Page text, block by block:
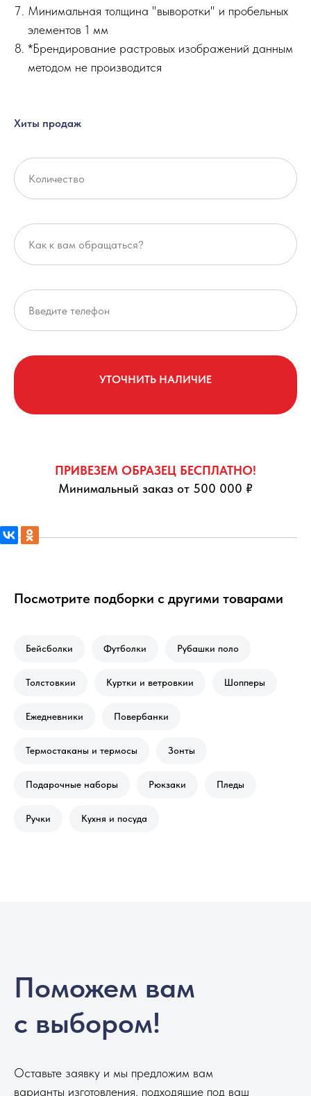
Минимальная толщина "выворотки" и пробельных
элементов 1 мм
*Брендирование растровых изображений данным
методом не производится
Хиты продаж
УТОЧНИТЬ НАЛИЧИЕ
ПРИВЕЗЕМ ОБРАЗЕЦ БЕСПЛАТНО!
Минимальный заказ от 500 000 ₽
Посмотрите подборки с другими товарами
Бейсболки Футболки Рубашки поло
Толстовкии Куртки и ветровкии Шопперы
Ежедневники Повербанки
Термостаканы и термосы Зонты
Подарочные наборы Рюкзаки Пледы
Ручки Кухня и посуда
Поможем вам
с выбором!
Оставьте заявку и мы предложим вам
варианты изготовления, подходящие под ваш